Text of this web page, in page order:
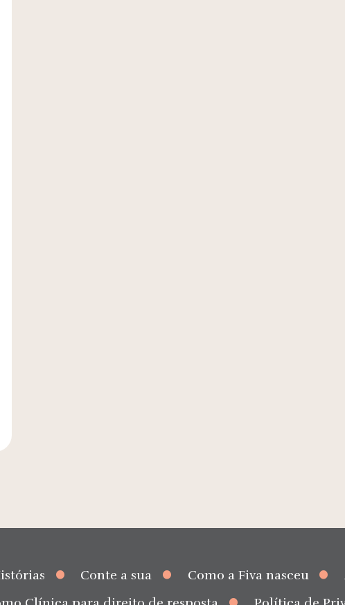
Conte a sua Como a Fiva nasceu